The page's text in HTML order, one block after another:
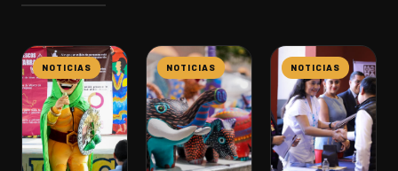
NOTICIAS NOTICIAS NOTICIAS